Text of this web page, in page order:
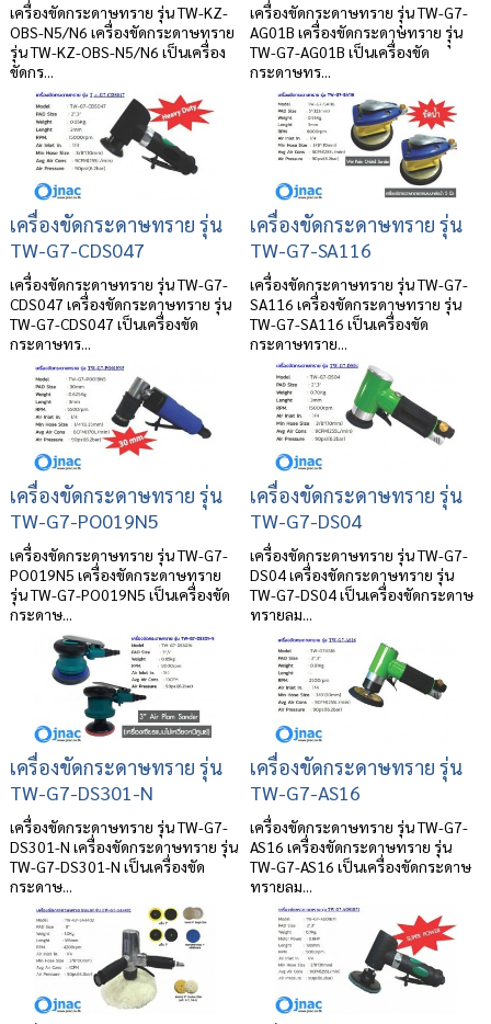
เครื่องขัดกระดาษทราย รุ่น TW-KZ-
OBS-N5/N6 เครื่องขัดกระดาษทราย
รุ่น TW-KZ-OBS-N5/N6 เป็นเครื่อง
ขัดกร...
เครื่องขัดกระดาษทราย รุุ่น TW-G7-
AG01B เครื่องขัดกระดาษทราย รุุ่น
TW-G7-AG01B เป็นเครื่องขัด
กระดาษทร...
เครื่องขัดกระดาษทราย รุ่น
TW-G7-CDS047
เครื่องขัดกระดาษทราย รุ่น TW-G7-
CDS047 เครื่องขัดกระดาษทราย รุ่น
TW-G7-CDS047 เป็นเครื่องขัด
กระดาษทร...
เครื่องขัดกระดาษทราย รุ่น
TW-G7-SA116
เครื่องขัดกระดาษทราย รุ่น TW-G7-
SA116 เครื่องขัดกระดาษทราย รุ่น
TW-G7-SA116 เป็นเครื่องขัด
กระดาษทราย...
เครื่องขัดกระดาษทราย รุ่น
TW-G7-PO019N5
เครื่องขัดกระดาษทราย รุ่น TW-G7-
PO019N5 เครื่องขัดกระดาษทราย
รุ่น TW-G7-PO019N5 เป็นเครื่องขัด
กระดาษ...
เครื่องขัดกระดาษทราย รุ่น
TW-G7-DS04
เครื่องขัดกระดาษทราย รุ่น TW-G7-
DS04 เครื่องขัดกระดาษทราย รุ่น
TW-G7-DS04 เป็นเครื่องขัดกระดาษ
ทรายลม...
เครื่องขัดกระดาษทราย รุ่น
TW-G7-DS301-N
เครื่องขัดกระดาษทราย รุ่น TW-G7-
DS301-N เครื่องขัดกระดาษทราย รุ่น
TW-G7-DS301-N เป็นเครื่องขัด
กระดาษ...
เครื่องขัดกระดาษทราย รุ่น
TW-G7-AS16
เครื่องขัดกระดาษทราย รุ่น TW-G7-
AS16 เครื่องขัดกระดาษทราย รุ่น
TW-G7-AS16 เป็นเครื่องขัดกระดาษ
ทรายลม...